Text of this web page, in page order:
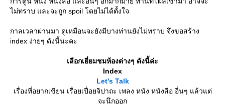
ไม่ทราบ และจะถูก spoil โดยไม่ได้ตั้งใจ
กาลเวลาผ่านมา ดูเหมือนจะยังมีบางท่านยังไม่ทราบ จึงขอสร้าง
index ง่ายๆ ดังนี้นะคะ
เลือกเยี่ยมชมห้องต่างๆ ดังนี้ค่ะ
Index
Let's Talk
เรื่องที่อยากเขียน เรื่อยเปื่อยจิปาถะ เพลง หนัง หนังสือ อื่นๆ แล้วแต่
จะนึกออก